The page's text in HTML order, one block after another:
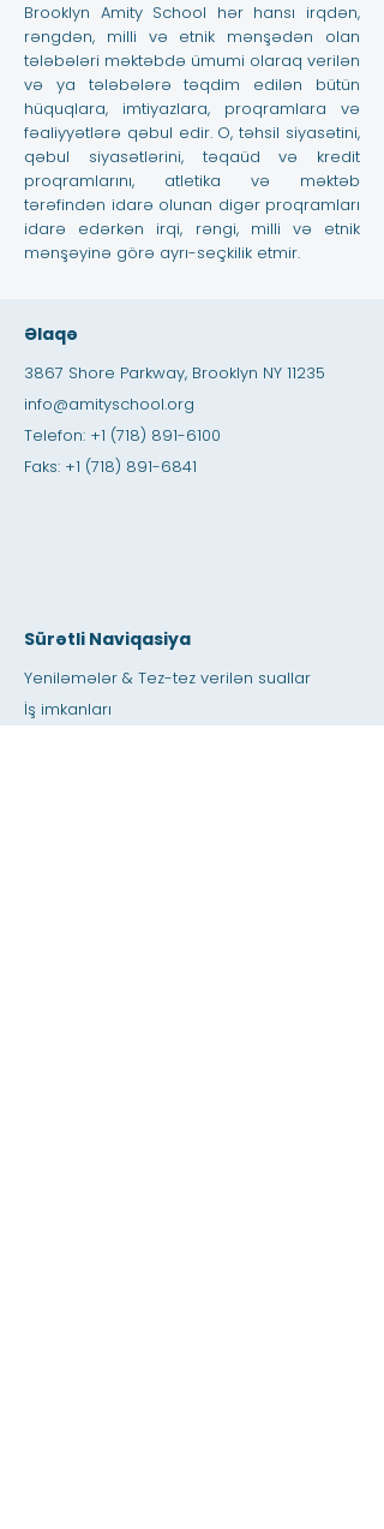
Brooklyn Amity School hər hansı irqdən,
rəngdən, milli və etnik mənşədən olan
tələbələri məktəbdə ümumi olaraq verilən
və ya tələbələrə təqdim edilən bütün
hüquqlara, imtiyazlara, proqramlara və
fəaliyyətlərə qəbul edir. O, təhsil siyasətini,
qəbul siyasətlərini, təqaüd və kredit
proqramlarını, atletika və məktəb
tərəfindən idarə olunan digər proqramları
idarə edərkən irqi, rəngi, milli və etnik
mənşəyinə görə ayrı-seçkilik etmir.
Əlaqə
3867 Shore Parkway, Brooklyn NY 11235
info@amityschool.org
Telefon: +1 (718) 891-6100
Faks: +1 (718) 891-6841
Sürətli Naviqasiya
Yeniləmələr & Tez-tez verilən suallar
İş imkanları